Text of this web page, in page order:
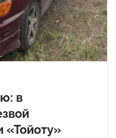
в
«Тойоту»